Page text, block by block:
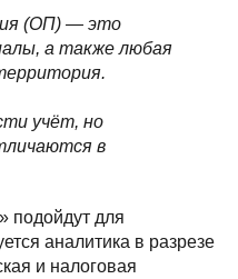
(ОП) ― это
а также любая
учёт, но
в
подойдут для
аналитика в разрезе
и налоговая